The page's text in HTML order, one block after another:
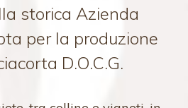
storica Azienda
per la produzione
D.O.C.G.